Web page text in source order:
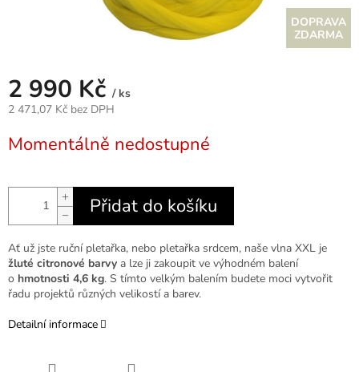
Z
ZDARMA
2 990 Kč / ks
2 471,07 Kč bez DPH
cena:
Momentálně nedostupné
+
−
Přidat do košíku
Ať už jste ruční pletařka, nebo pletařka srdcem, naše vlna XXL je
žluté citronové barvy a lze ji zakoupit ve výhodném balení
o hmotnosti 4,6 kg. S tímto velkým balením budete moci vytvořit
řadu projektů různých velikostí a barev.
Detailní informace